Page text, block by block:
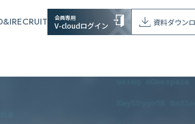
RECRUIT 会員専用
V-cloudログイン 資料ダウン